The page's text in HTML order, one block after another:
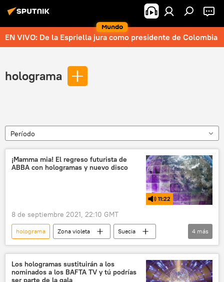
Mundo
EN VIVO: De la Espriella jura como presidente de Colombia
holograma
Período
¡Mamma mia! El regreso futurista de
ABBA con hologramas y nuevo disco
11:22
8 de septiembre 2021, 22:10 GMT
holograma Zona violeta
Suecia
espectáculo
banda de música
álbum
ABBA
4 más
Los hologramas sustituirán a los
nominados a los BAFTA TV y tú podrías
ser parte de la gala